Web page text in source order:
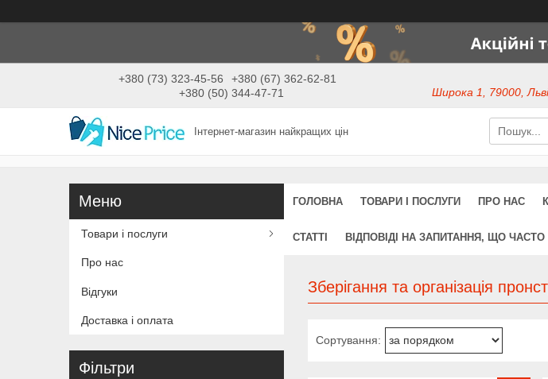
+380 (73) 323-45-56
+380 (67) 362-62-81
+380 (50) 344-47-71
Широка 1, 79000,
Інтернет-магазин найкращих цін
ГОЛОВНА ТОВАРИ І ПОСЛУГИ ПРО НАС
СТАТТІ ВІДПОВІДІ НА ЗАПИТАННЯ, ЩО
Зберігання та організація
Товари і послуги
Про нас
Відгуки
Доставка і оплата
Фільтри